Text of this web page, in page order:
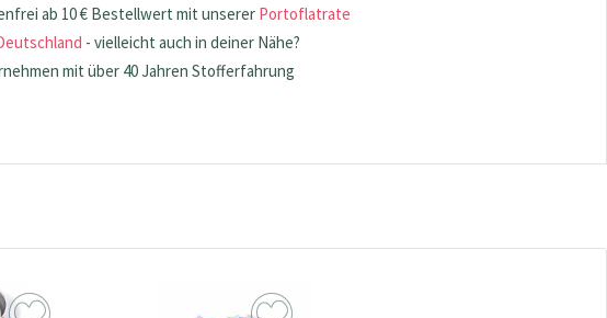
ab 10 € Bestellwert mit unserer Portoflatrate
- vielleicht auch in deiner Nähe?
mit über 40 Jahren Stofferfahrung